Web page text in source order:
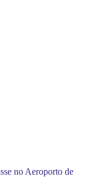
no Aeroporto de